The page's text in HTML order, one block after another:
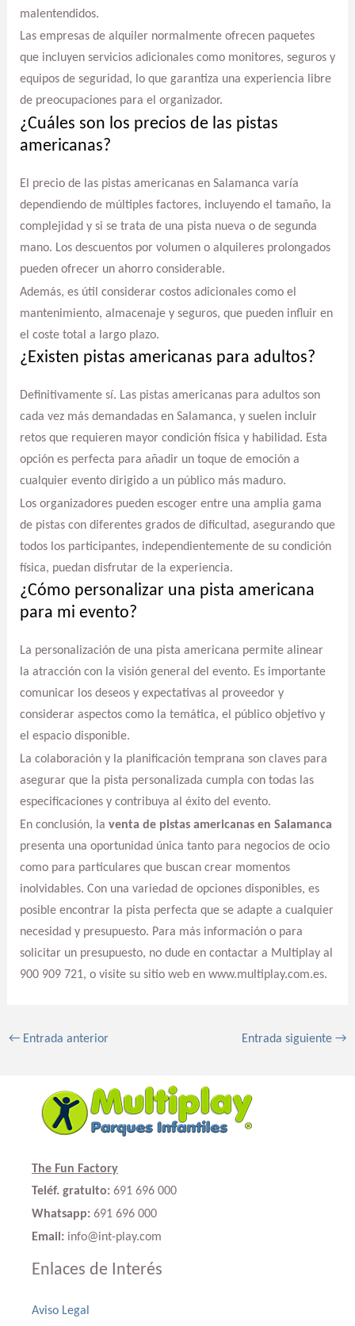
malentendidos.
Las empresas de alquiler normalmente ofrecen paquetes
que incluyen servicios adicionales como monitores, seguros y
equipos de seguridad, lo que garantiza una experiencia libre
de preocupaciones para el organizador.
¿Cuáles son los precios de las pistas
americanas?
El precio de las pistas americanas en Salamanca varía
dependiendo de múltiples factores, incluyendo el tamaño, la
complejidad y si se trata de una pista nueva o de segunda
mano. Los descuentos por volumen o alquileres prolongados
pueden ofrecer un ahorro considerable.
Además, es útil considerar costos adicionales como el
mantenimiento, almacenaje y seguros, que pueden influir en
el coste total a largo plazo.
¿Existen pistas americanas para adultos?
Definitivamente sí. Las pistas americanas para adultos son
cada vez más demandadas en Salamanca, y suelen incluir
retos que requieren mayor condición física y habilidad. Esta
opción es perfecta para añadir un toque de emoción a
cualquier evento dirigido a un público más maduro.
Los organizadores pueden escoger entre una amplia gama
de pistas con diferentes grados de dificultad, asegurando que
todos los participantes, independientemente de su condición
física, puedan disfrutar de la experiencia.
¿Cómo personalizar una pista americana
para mi evento?
La personalización de una pista americana permite alinear
la atracción con la visión general del evento. Es importante
comunicar los deseos y expectativas al proveedor y
considerar aspectos como la temática, el público objetivo y
el espacio disponible.
La colaboración y la planificación temprana son claves para
asegurar que la pista personalizada cumpla con todas las
especificaciones y contribuya al éxito del evento.
En conclusión, la venta de pistas americanas en Salamanca
presenta una oportunidad única tanto para negocios de ocio
como para particulares que buscan crear momentos
inolvidables. Con una variedad de opciones disponibles, es
posible encontrar la pista perfecta que se adapte a cualquier
necesidad y presupuesto. Para más información o para
solicitar un presupuesto, no dude en contactar a Multiplay al
900 909 721, o visite su sitio web en www.multiplay.com.es.
←Entrada anterior Entrada siguiente→
The Fun Factory
Teléf. gratuito: 691 696 000
Whatsapp: 691 696 000
Email: info@int-play.com
Enlaces de Interés
Aviso Legal